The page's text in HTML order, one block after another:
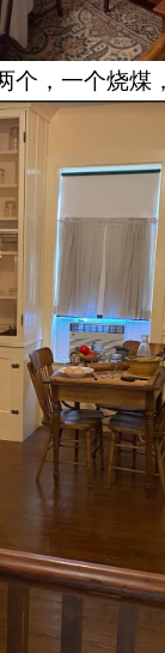
个，一个烧